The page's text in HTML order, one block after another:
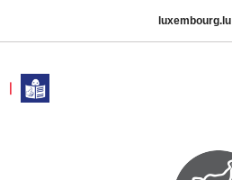
luxembourg.lu